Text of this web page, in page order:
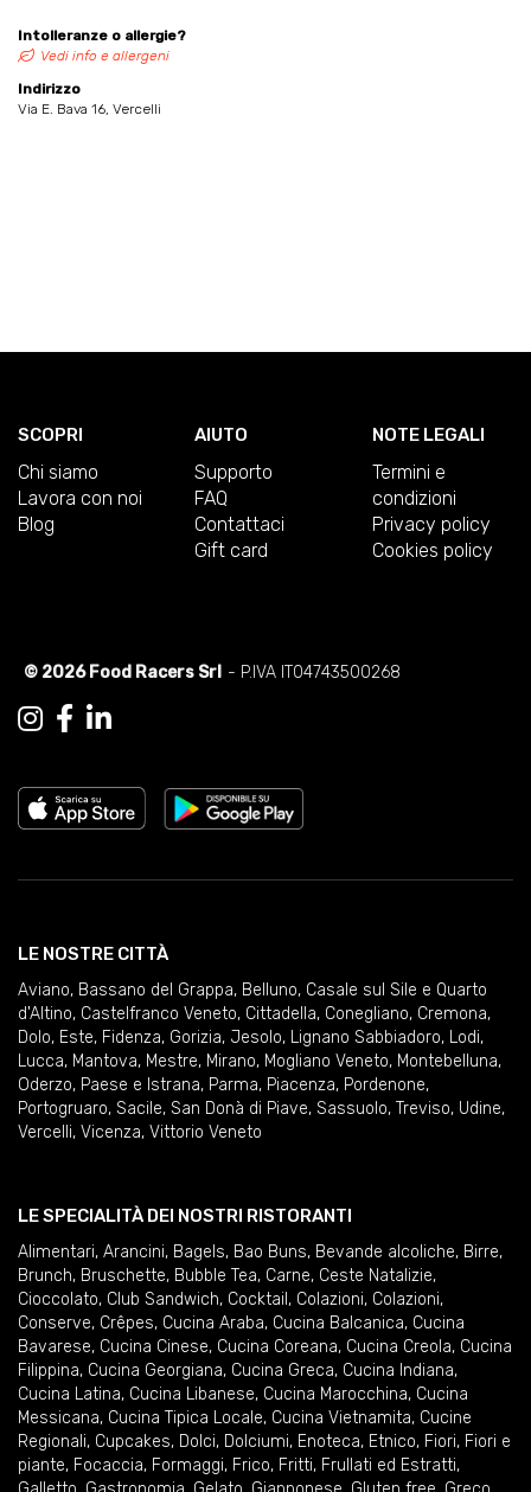
Intolleranze o allergie?
Vedi info e allergeni
Indirizzo
Via E. Bava 16, Vercelli
SCOPRI
Chi siamo
Lavora con noi
Blog
AIUTO
Supporto
FAQ
Contattaci
Gift card
NOTE LEGALI
Termini e
condizioni
Privacy policy
Cookies policy
© 2026 Food Racers Srl - P.IVA IT04743500268
LE NOSTRE CITTÀ
Aviano, Bassano del Grappa, Belluno, Casale sul Sile e Quarto
d'Altino, Castelfranco Veneto, Cittadella, Conegliano, Cremona,
Dolo, Este, Fidenza, Gorizia, Jesolo, Lignano Sabbiadoro, Lodi,
Lucca, Mantova, Mestre, Mirano, Mogliano Veneto, Montebelluna,
Oderzo, Paese e Istrana, Parma, Piacenza, Pordenone,
Portogruaro, Sacile, San Donà di Piave, Sassuolo, Treviso, Udine,
Vercelli, Vicenza, Vittorio Veneto
LE SPECIALITÀ DEI NOSTRI RISTORANTI
Alimentari, Arancini, Bagels, Bao Buns, Bevande alcoliche, Birre,
Brunch, Bruschette, Bubble Tea, Carne, Ceste Natalizie,
Cioccolato, Club Sandwich, Cocktail , Colazioni, Colazioni,
Conserve, Crêpes, Cucina Araba, Cucina Balcanica, Cucina
Bavarese, Cucina Cinese, Cucina Coreana, Cucina Creola, Cucina
Filippina, Cucina Georgiana, Cucina Greca, Cucina Indiana,
Cucina Latina, Cucina Libanese, Cucina Marocchina, Cucina
Messicana, Cucina Tipica Locale, Cucina Vietnamita, Cucine
Regionali, Cupcakes, Dolci, Dolciumi, Enoteca, Etnico, Fiori, Fiori e
piante, Focaccia, Formaggi, Frico, Fritti, Frullati ed Estratti,